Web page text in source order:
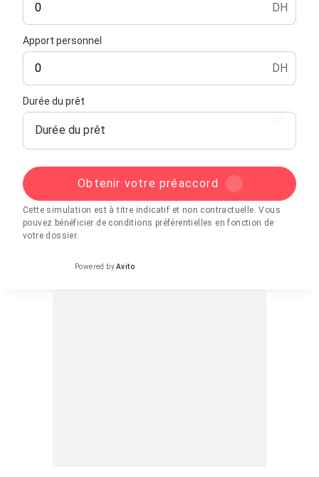
DH
Apport personnel
DH
Durée du prêt
Durée du prêt
Obtenir votre préaccord
Cette simulation est à titre indicatif et non contractuelle. Vous
pouvez bénéficier de conditions préférentielles en fonction de
votre dossier.
Powered byAvito